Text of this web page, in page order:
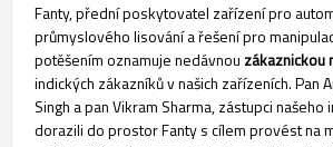
Fanty, přední poskytovatel zařízení pro
průmyslového lisování a řešení pro
potěšením oznamuje nedávnou zákaznickou
indických zákazníků v našich zařízeních. Pan
Singh a pan Vikram Sharma, zástupci
dorazili do prostor Fanty s cílem provést na